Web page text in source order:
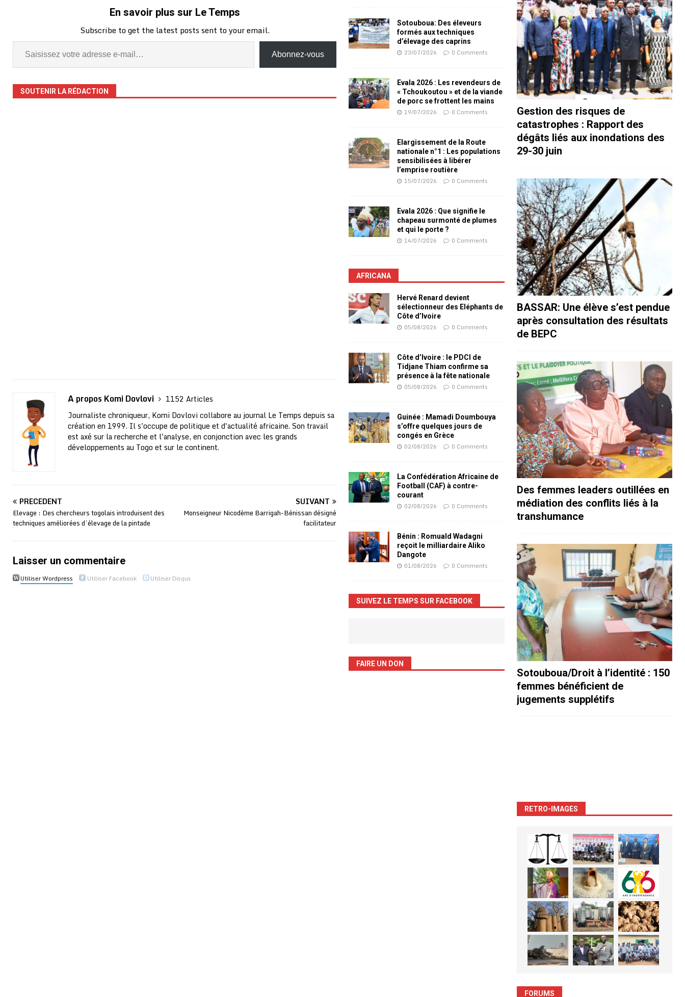
En savoir plus sur Le Temps
Subscribe to get the latest posts sent to your email.
Abonnez-vous
SOUTENIR LA RÉDACTION
A propos Komi Dovlovi
1152 Articles
Journaliste chroniqueur, Komi Dovlovi collabore au journal Le Temps depuis sa
création en 1999. Il s'occupe de politique et d'actualité africaine. Son travail
est axé sur la recherche et l'analyse, en conjonction avec les grands
développements au Togo et sur le continent.
PRÉCÉDENT
Elevage : Des chercheurs togolais introduisent des
techniques améliorées d’élevage de la pintade
SUIVANT
Monseigneur Nicodème Barrigah-Bénissan désigné
facilitateur
Laisser un commentaire
Utiliser Wordpress Utiliser Facebook Utiliser Disqus
Sotouboua: Des éleveurs
formés aux techniques
d’élevage des caprins
23/07/2026 0 Comments
Evala 2026 : Les revendeurs de
« Tchoukoutou » et de la viande
de porc se frottent les mains
19/07/2026 0 Comments
Elargissement de la Route
nationale n°1 : Les populations
sensibilisées à libérer
l’emprise routière
15/07/2026 0 Comments
Evala 2026 : Que signifie le
chapeau surmonté de plumes
et qui le porte ?
14/07/2026 0 Comments
AFRICANA
Hervé Renard devient
sélectionneur des Eléphants de
Côte d’Ivoire
05/08/2026 0 Comments
Côte d’Ivoire : le PDCI de
Tidjane Thiam confirme sa
présence à la fête nationale
05/08/2026 0 Comments
Guinée : Mamadi Doumbouya
s’offre quelques jours de
congés en Grèce
02/08/2026 0 Comments
La Confédération Africaine de
Football (CAF) à contre-
courant
02/08/2026 0 Comments
Bénin : Romuald Wadagni
reçoit le milliardaire Aliko
Dangote
01/08/2026 0 Comments
SUIVEZ LE TEMPS SUR FACEBOOK
FAIRE UN DON
Gestion des risques de
catastrophes : Rapport des
dégâts liés aux inondations des
29-30 juin
BASSAR: Une élève s’est pendue
après consultation des résultats
de BEPC
Des femmes leaders outillées en
médiation des conflits liés à la
transhumance
Sotouboua/Droit à l’identité : 150
femmes bénéficient de
jugements supplétifs
RETRO-IMAGES
FORUMS